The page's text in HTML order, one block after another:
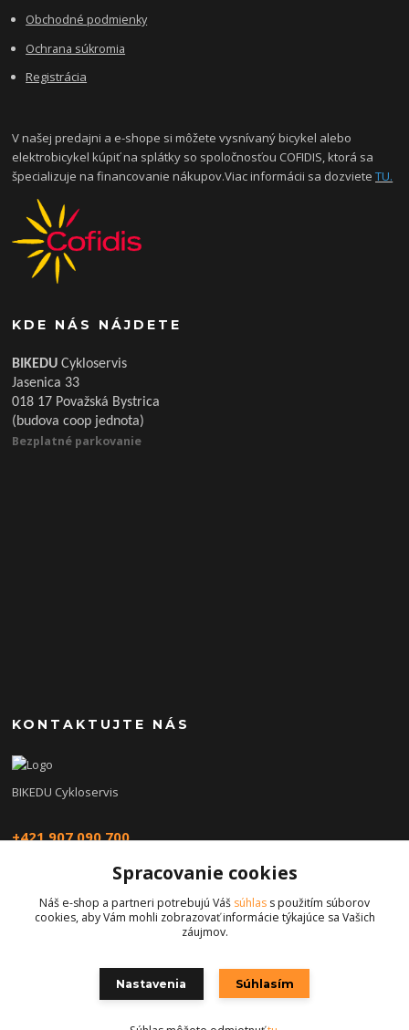
Obchodné podmienky
Ochrana súkromia
Registrácia
V našej predajni a e-shope si môžete vysnívaný bicykel alebo
elektrobicykel kúpiť na splátky so spoločnosťou COFIDIS, ktorá sa
špecializuje na financovanie nákupov.Viac informácii sa dozvieteTU.
KDE NÁS NÁJDETE
BIKEDUCykloservis
Jasenica 33
018 17 Považská Bystrica
(budova coop jednota)
Bezplatné parkovanie
KONTAKTUJTE NÁS
BIKEDU Cykloservis
+421 907 090 700
eshop@bikedu.sk
Spracovanie cookies
Náš e-shop a partneri potrebujú Váš súhlas s použitím súborov
cookies, aby Vám mohli zobrazovať informácie týkajúce sa Vašich
záujmov.
Nastavenia Súhlasím